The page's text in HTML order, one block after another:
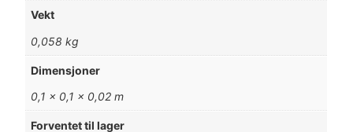
Vekt
0,058 kg
Dimensjoner
0,1 × 0,1 × 0,02 m
Forventet til lager